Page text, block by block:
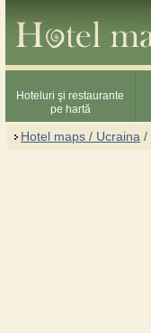
Hoteluri şi restaurante
pe hartă
Hotel maps / Ucraina /